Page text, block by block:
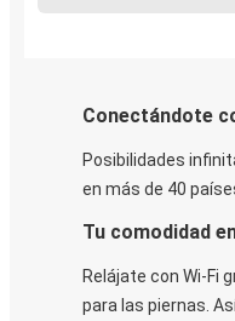
Conectándote
Posibilidades
en más de 40
Tu comodidad
Relájate con Wi-Fi
para las piernas.